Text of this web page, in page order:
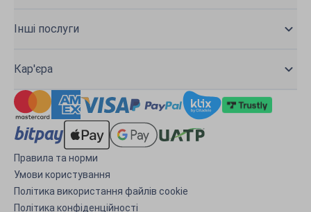
Інші послуги
Кар'єра
Правила та норми
Умови користування
Політика використання файлів cookie
Політика конфіденційності